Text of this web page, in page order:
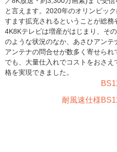
と言えます。2020年のオリンピッ
すます拡充されるということが総
4K8Kテレビは増産がはじまり、そ
のような状況のなか、あさひアン
アンテナの問合せが数多く寄せら
でも、大量仕入れでコストをおさ
格を実現できました。
耐風速仕様